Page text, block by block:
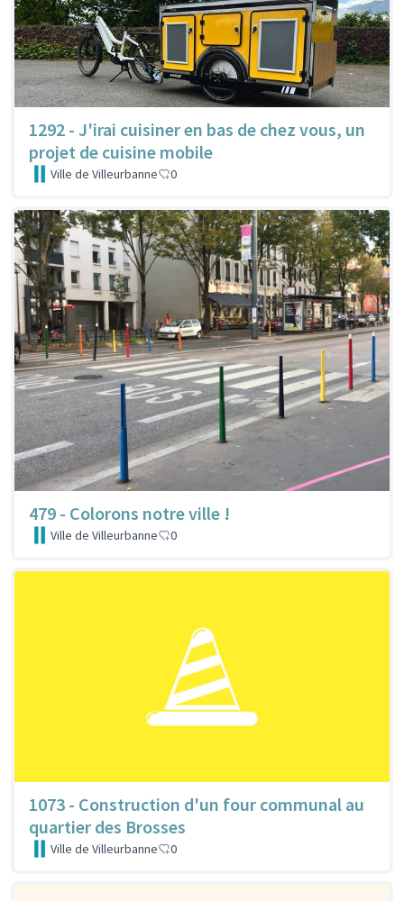
1292 - J'irai cuisiner en bas de chez vous, un
projet de cuisine mobile
Ville de Villeurbanne 0
479 - Colorons notre ville !
Ville de Villeurbanne 0
1073 - Construction d'un four communal au
quartier des Brosses
Ville de Villeurbanne 0